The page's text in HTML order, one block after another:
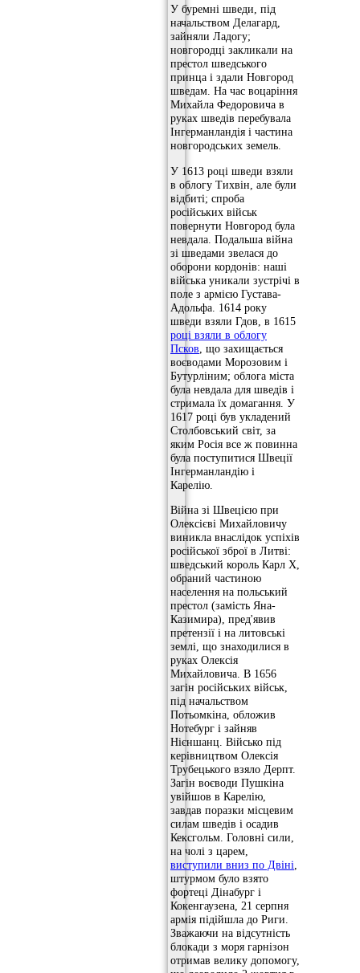
У буремні шведи, під
начальством Делагард,
зайняли Ладогу;
новгородці закликали на
престол шведського
принца і здали Новгород
шведам. На час воцаріння
Михайла Федоровича в
руках шведів перебувала
Інгерманландія і частина
новгородських земель.
У 1613 році шведи взяли
в облогу Тихвін, але були
відбиті; спроба
російських військ
повернути Новгород була
невдала. Подальша війна
зі шведами звелася до
оборони кордонів: наші
війська уникали зустрічі в
поле з армією Густава-
Адольфа. 1614 року
шведи взяли Гдов, в 1615
році взяли в облогу
Псков , що захищається
воєводами Морозовим і
Бутурліним; облога міста
була невдала для шведів і
стримала їх домагання. У
1617 році був укладений
Столбовський світ, за
яким Росія все ж повинна
була поступитися Швеції
Інгерманландію і
Карелію.
Війна зі Швецією при
Олексієві Михайловичу
виникла внаслідок успіхів
російської зброї в Литві:
шведський король Карл X,
обраний частиною
населення на польський
престол (замість Яна-
Казимира), пред'явив
претензії і на литовські
землі, що знаходилися в
руках Олексія
Михайловича. В 1656
загін російських військ,
під начальством
Потьомкіна, обложив
Нотебург і зайняв
Нієншанц. Військо під
керівництвом Олексія
Трубецького взяло Дерпт.
Загін воєводи Пушкіна
увійшов в Карелію,
завдав поразки місцевим
силам шведів і осадив
Кексгольм. Головні сили,
на чолі з царем,
виступили вниз по Двіні,
штурмом було взято
фортеці Дінабург і
Кокенгаузена, 21 серпня
армія підійшла до Риги.
Зважаючи на відсутність
блокади з моря гарнізон
отримав велику допомогу,